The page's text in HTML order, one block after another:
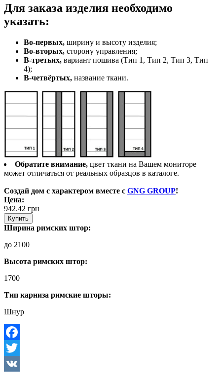
Для заказа изделия необходимо
указать:
Во-первых, ширину и высоту изделия;
Во-вторых, сторону управления;
В-третьих, вариант пошива (Тип 1, Тип 2, Тип 3, Тип
4);
В-четвёртых, название ткани.
Обратите внимание, цвет ткани на Вашем мониторе
может отличаться от реальных образцов в каталоге.
Создай дом с характером вместе с GNG GROUP!
Цена:
942.42 грн
Купить
Ширина римских штор:
до 2100
Высота римских штор:
1700
Тип карниза римские шторы:
Шнур
Facebook
Twitter